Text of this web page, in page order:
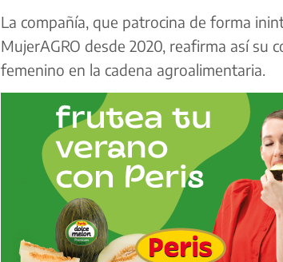
La compañía, que patrocina de forma
MujerAGRO desde 2020, reafirma así su
femenino en la cadena agroalimentaria.